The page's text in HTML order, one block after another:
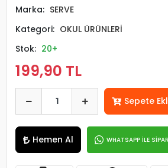
Marka: SERVE
Kategori: OKUL ÜRÜNLERİ
Stok: 20+
199,90 TL
Sepete
Hemen Al WHATSAPP İLE